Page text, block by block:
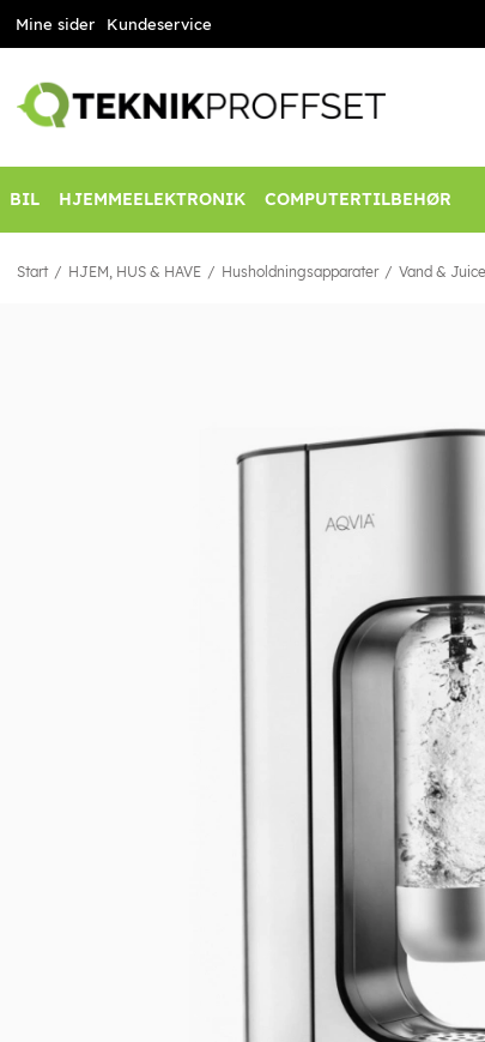
Mine sider Kundeservice
BIL HJEMMEELEKTRONIK COMPUTERTILBEHØR
Start HJEM, HUS & HAVE Husholdningsapparater Vand & Juice